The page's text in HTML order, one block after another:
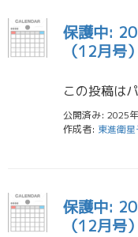
保護中:
（12月号
公開済み: 2025
作成者: 東進衛
保護中:
（12月号